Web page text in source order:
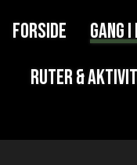
FORSIDE GANG
RUTER &